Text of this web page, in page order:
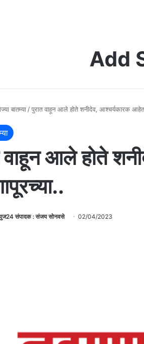
Add
बातम्या /पुरात वाहून आले होते शनीदेव, आश्चर्यकारक आहेत
वाहून आले होते
संपादक : संजय सोनवसे 02/04/2023